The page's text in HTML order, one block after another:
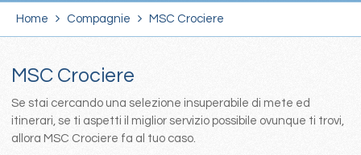
Home Compagnie MSC Crociere
MSC Crociere
Se stai cercando una selezione insuperabile di mete ed
itinerari, se ti aspetti il miglior servizio possibile ovunque ti trovi,
allora MSC Crociere fa al tuo caso.